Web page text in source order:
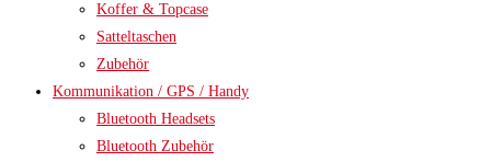
Koffer & Topcase
Satteltaschen
Zubehör
Kommunikation / GPS / Handy
Bluetooth Headsets
Bluetooth Zubehör